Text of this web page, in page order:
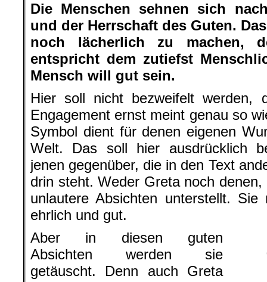
Die Menschen sehnen sich
und der Herrschaft des Guten.
noch lächerlich zu machen,
entspricht dem zutiefst
Mensch will gut sein.
Hier soll nicht bezweifelt werden,
Engagement ernst meint genau so
Symbol dient für denen eigenen
Welt. Das soll hier ausdrücklich
jenen gegenüber, die in den Text
drin steht. Weder Greta noch
unlautere Absichten unterstellt.
ehrlich und gut.
Aber in diesen guten
Absichten werden sie
getäuscht. Denn auch Greta